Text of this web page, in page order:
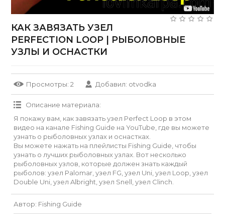
КАК ЗАВЯЗАТЬ УЗЕЛ
PERFECTION LOOP | РЫБОЛОВНЫЕ
УЗЛЫ И ОСНАСТКИ
Просмотры: 2 Добавил: otvodka
Описание материала:
Я покажу вам, как завязать узел Perfect Loop в этом
видео на канале Fishing Guide на YouTube, где вы можете
узнать о рыболовных узлах и оснастках.
Вы можете нажать на плейлисты Fishing Guide, чтобы
узнать о лучших рыболовных узлах. Вот несколько
рыболовных узлов, которые должен знать каждый
рыболов: узел Palomar, узел FG, узел Uni, узел Loop, узел
Double Uni, узел Albright, узел Snell, узел Clinch.
Автор: Fishing Guide